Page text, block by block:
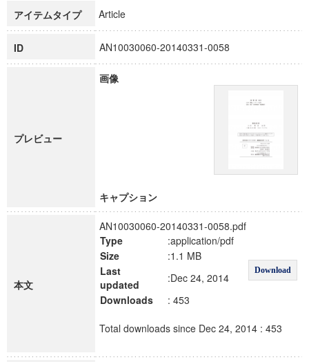
博士課程教育リーディングプログラム「超成熟社会発展のサ
アイテムタイプ Article
ID AN10030060-20140331-0058
プレビュー
画像
キャプション
本文
AN10030060-20140331-0058.pdf
Type
:application/pdf
Download
Size
:1.1 MB
Last
updated
:Dec 24, 2014
Downloads
: 453
Total downloads since Dec 24, 2014 : 453